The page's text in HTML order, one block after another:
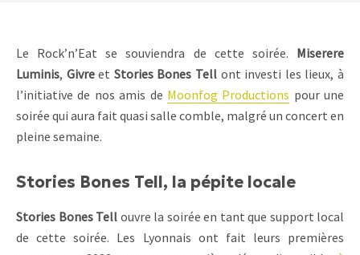
Le Rock’n’Eat se souviendra de cette soirée. Miserere
Luminis, Givreet Stories Bones Tell ont investi les lieux, à
l’initiative de nos amis de Moonfog Productions pour une
soirée qui aura fait quasi salle comble, malgré un concert en
pleine semaine.
Stories Bones Tell, la pépite locale
Stories Bones Tell ouvre la soirée en tant que support local
de cette soirée. Les Lyonnais ont fait leurs premières